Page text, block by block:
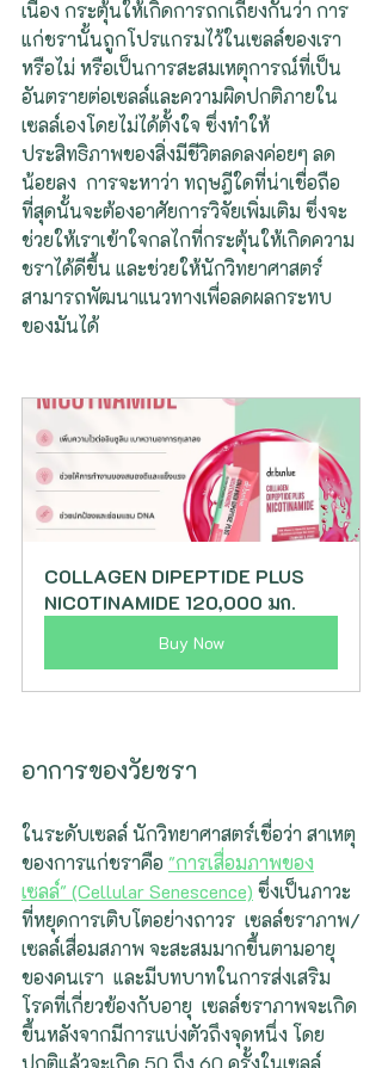
เนื่อง กระตุ้นให้เกิดการถกเถียงกันว่า การ
แก่ชรานั้นถูกโปรแกรมไว้ในเซลล์ของเรา
หรือไม่ หรือเป็นการสะสมเหตุการณ์ที่เป็น
อันตรายต่อเซลล์และความผิดปกติภายใน
เซลล์เองโดยไม่ได้ตั้งใจ ซึ่งทำให้
ประสิทธิภาพของสิ่งมีชีวิตลดลงค่อยๆ ลด
น้อยลง  การจะหาว่า ทฤษฎีใดที่น่าเชื่อถือ
ที่สุดนั้นจะต้องอาศัยการวิจัยเพิ่มเติม ซึ่งจะ
ช่วยให้เราเข้าใจกลไกที่กระตุ้นให้เกิดความ
ชราได้ดีขึ้น และช่วยให้นักวิทยาศาสตร์
สามารถพัฒนาแนวทางเพื่อลดผลกระทบ
ของมันได้
COLLAGEN DIPEPTIDE PLUS
NICOTINAMIDE 120,000 มก.
Buy Now
อาการของวัยชรา
ในระดับเซลล์ นักวิทยาศาสตร์เชื่อว่า สาเหตุ
ของการแก่ชราคือ "การเสื่อมภาพของ
เซลล์" (Cellular Senescence) ซึ่งเป็นภาวะ
ที่หยุดการเติบโตอย่างถาวร  เซลล์ชราภาพ/
เซลล์เสื่อมสภาพ จะสะสมมากขึ้นตามอายุ
ของคนเรา  และมีบทบาทในการส่งเสริม
โรคที่เกี่ยวข้องกับอายุ  เซลล์ชราภาพจะเกิด
ขึ้นหลังจากมีการแบ่งตัวถึงจุดหนึ่ง โดย